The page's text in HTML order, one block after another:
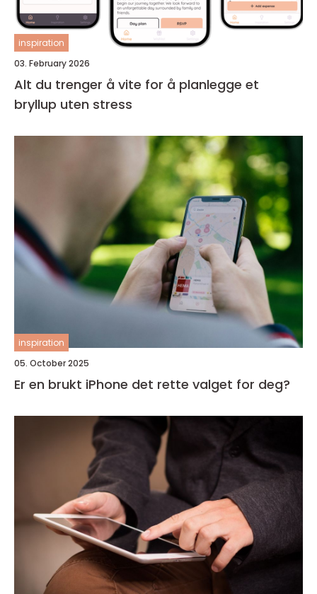
inspiration
03. February 2026
Alt du trenger å vite for å planlegge et
bryllup uten stress
inspiration
05. October 2025
Er en brukt iPhone det rette valget for deg?